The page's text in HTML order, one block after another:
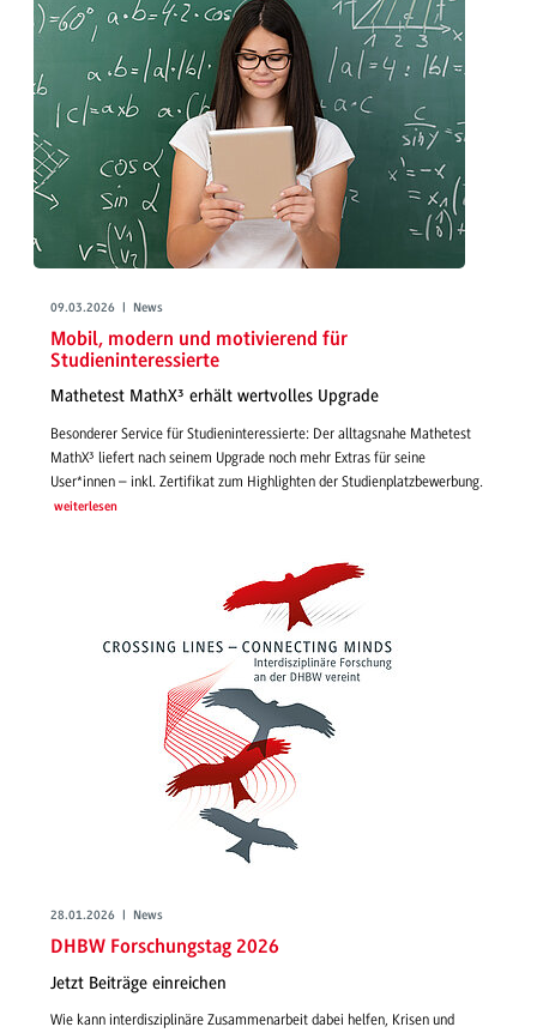
09.03.2026 | News
Mobil, modern und motivierend für
Studieninteressierte
Mathetest MathX³ erhält wertvolles Upgrade
Besonderer Service für Studieninteressierte: Der alltagsnahe Mathetest
MathX³ liefert nach seinem Upgrade noch mehr Extras für seine
User*innen – inkl. Zertifikat zum Highlighten der Studienplatzbewerbung.
weiterlesen
28.01.2026 | News
DHBW Forschungstag 2026
Jetzt Beiträge einreichen
Wie kann interdisziplinäre Zusammenarbeit dabei helfen, Krisen und